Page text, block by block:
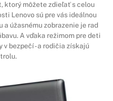
ktorý môžete zdieľať s celou
Lenovo sú pre vás ideálnou
a úžasnému zobrazenie je rad
A vďaka režimom pre deti
bezpečí - a rodičia získajú